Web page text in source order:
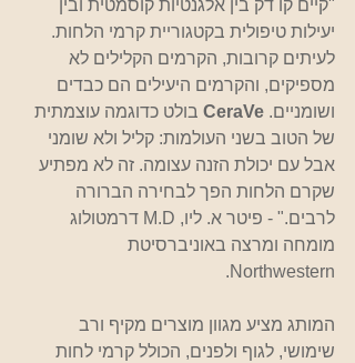
"קיים קו דק בין אלגנטיות קוסמטית ובין
יעילות טיפולית בקטגוריית קרמי הלחות.
לעיתים קרובות, הקרמים הקלילים לא
מספיקים, והקרמים היעילים הם כבדים
ושומניים. CeraVe בולט כדוגמה עוצמתית
של הטוב בשני העולמות: קליל ולא שומני
אבל עם יכולת הזנה עצומה. זה לא מפתיע
שקרם הלחות הפך לבחירה הברורה
לרבים." - פיטר א. ליו, M.D דרמטולוג
מומחה ומרצה באוניברסיטת
Northwestern.
המותג מציע מגוון מוצרים מקיף ורב
שימושי, לגוף ולפנים, הכולל קרמי לחות